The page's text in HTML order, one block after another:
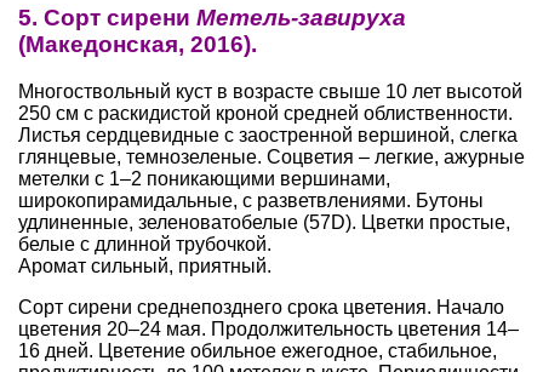
5. Сорт сирени Метель-завируха
(Македонская, 2016).
Многоствольный куст в возрас­те свыше 10 лет высотой
250 см с рас­кидистой кроной средней облиствен­ности.
Листья сердцевидные с зао­стренной вершиной, слегка
глянцевые, темно­зеленые. Соцветия – легкие, ажурные
метелки с 1–2 поникающими вершинами,
широкопирамидальные, с разветвлениями. Бутоны
удлинен­ные, зеленовато­белые (57D). Цветки простые,
белые с длинной трубочкой.
Аромат сильный, приятный.
Сорт сирени среднепозднего срока цвете­ния. Начало
цветения 20–24 мая. Про­должительность цветения 14–
16 дней. Цветение обильное ежегодное, ста­бильное,